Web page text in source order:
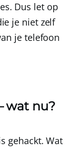
Dus let op
je niet zelf
je telefoon
wat nu?
gehackt. Wat